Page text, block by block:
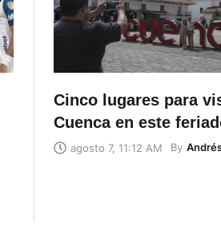
Cinco lugares para
Cuenca en este
agosto 7, 11:12 AM By